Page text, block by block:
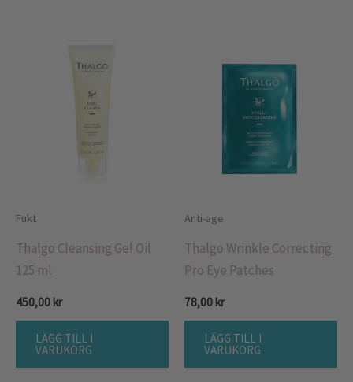
Fukt
Thalgo Cleansing Gel Oil
125 ml
450,00 kr
LÄGG TILL I
VARUKORG
Anti-age
Thalgo Wrinkle Correcting
Pro Eye Patches
78,00 kr
LÄGG TILL I
VARUKORG